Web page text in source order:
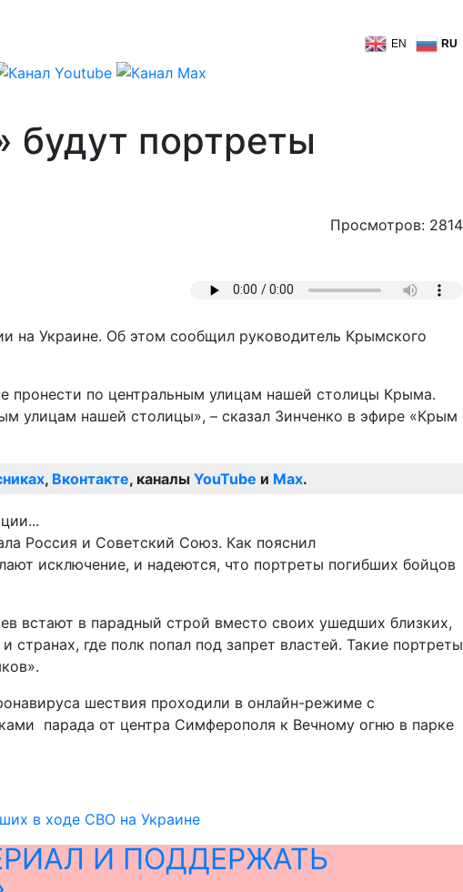
EN RU
будут портреты
Просмотров: 2814
на Украине. Об этом сообщил руководитель Крымского
пронести по центральным улицам нашей столицы Крыма.
улицам нашей столицы», – сказал Зинченко в эфире «Крым
, Вконтакте, каналы YouTube и Max.
Россия и Советский Союз. Как пояснил
исключение, и надеются, что портреты погибших бойцов
встают в парадный строй вместо своих ушедших близких,
где полк попал под запрет властей. Такие портреты
шествия проходили в онлайн-режиме с
парада от центра Симферополя к Вечному огню в парке
в ходе СВО на Украине
И ПОДДЕРЖАТЬ